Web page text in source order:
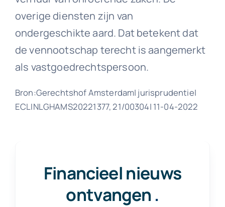
overige diensten zijn van
ondergeschikte aard. Dat betekent dat
de vennootschap terecht is aangemerkt
als vastgoedrechtspersoon.
Bron:Gerechtshof Amsterdam| jurisprudentie|
ECLINLGHAMS20221377, 21/00304| 11-04-2022
Financieel nieuws
ontvangen .